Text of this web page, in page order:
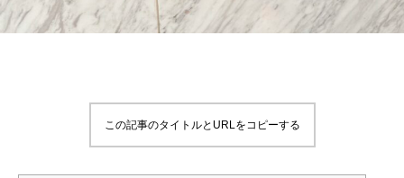
この記事のタイトルとURLをコピーする